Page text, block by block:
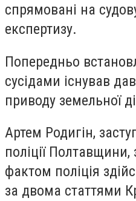
спрямовані на
експертизу.
Попередньо
сусідами існував
приводу земельної
Артем Родигін,
поліції
фактом поліція
за двома статтями